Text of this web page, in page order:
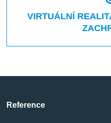
VIRTUÁLNÍ
Reference